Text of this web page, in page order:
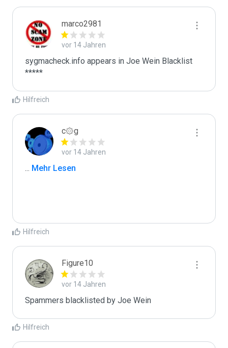
marco2981
vor 14 Jahren
sygmacheck.info appears in Joe Wein Blacklist
*****
Hilfreich
c۞g
vor 14 Jahren
... Mehr Lesen
Hilfreich
Figure10
vor 14 Jahren
Spammers blacklisted by Joe Wein
Hilfreich